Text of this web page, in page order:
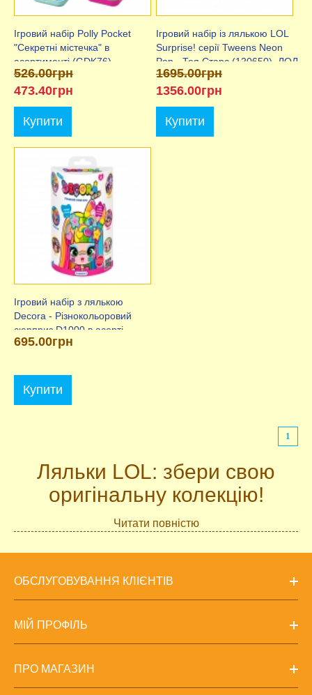
Ігровий набір Polly Pocket
"Секретні містечка" в
асортименті (GDK76)
526.00грн
473.40грн
Купити
Ігровий набір із лялькою LOL
Surprise! серії Tweens Neon
Pop - Тея Старс (120650), ЛОЛ
1695.00грн
1356.00грн
Купити
Ігровий набір з лялькою
Decora - Різнокольоровий
сюрприз D1000 в асорті.
695.00грн
Купити
1
Ляльки LOL: збери свою
оригінальну колекцію!
Ляльки ЛОЛ - це нова серія колекційних незвичайних
іграшок від компанії MGA (США), яка є власником
таких відомих брендів, як Bratz і Moxie.
зробивши ставку на незвичну упаковку, в якій і таїться
чудовий сюрприз для маленьких дівчаток. Тому купити
ЛОЛ для своєї дитини прагне кожен люблячий батько.
Ляльки LOL: стрімка
Читати повністю
ОБСЛУГОВУВАННЯ КЛІЄНТІВ
МІЙ ПРОФІЛЬ
ПРО МАГАЗИН